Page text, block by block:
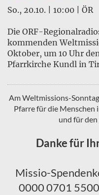
So., 20.10. | 10:00 | ÖR
Die ORF-
kommenden
Oktober, um 10 Uhr
Pfarrkirche Kundl in
Am Weltmissions-
Pfarre für die Menschen
und für
Danke für
Missio-
0000 0701